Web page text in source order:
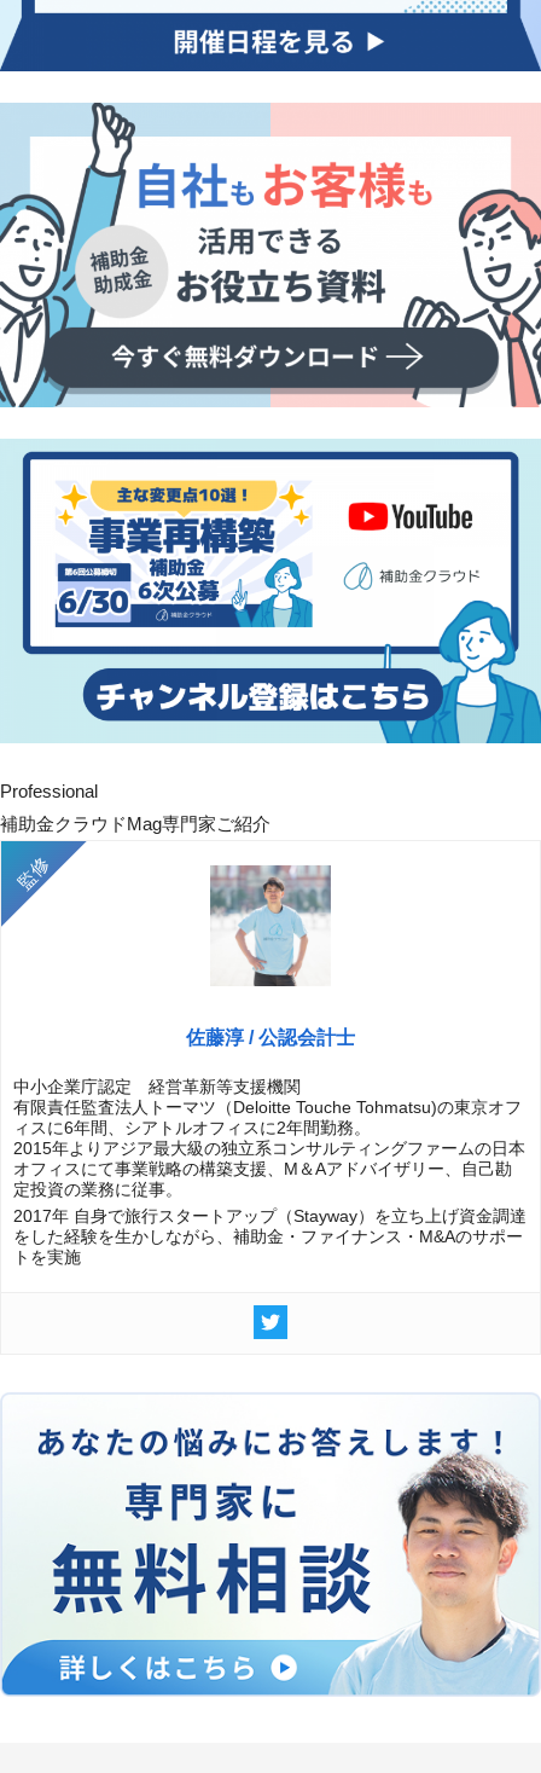
Professional
補助金クラウドMag専門家ご紹介
佐藤淳 / 公認会計士
中小企業庁認定 経営革新等支援機関
有限責任監査法人トーマツ（Deloitte Touche Tohmatsu)の東京オフ
ィスに6年間、シアトルオフィスに2年間勤務。
2015年よりアジア最大級の独立系コンサルティングファームの日本
オフィスにて事業戦略の構築支援、M＆Aアドバイザリー、自己勘
定投資の業務に従事。
2017年 自身で旅行スタートアップ（Stayway）を立ち上げ資金調達
をした経験を生かしながら、補助金・ファイナンス・M&Aのサポー
トを実施